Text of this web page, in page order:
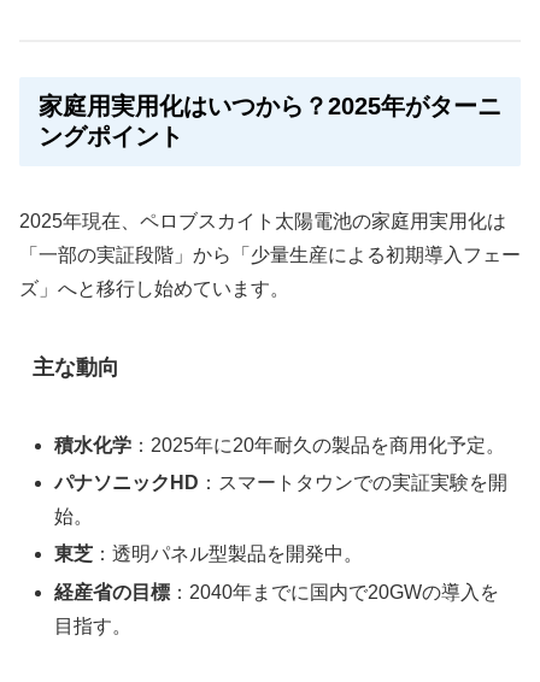
家庭用実用化はいつから？2025年がターニ
ングポイント
2025年現在、ペロブスカイト太陽電池の家庭用実用化は
「一部の実証段階」から「少量生産による初期導入フェー
ズ」へと移行し始めています。
主な動向
積水化学 ：2025年に20年耐久の製品を商用化予定。
パナソニックHD ：スマートタウンでの実証実験を開
始。
東芝 ：透明パネル型製品を開発中。
経産省の目標 ：2040年までに国内で20GWの導入を
目指す。